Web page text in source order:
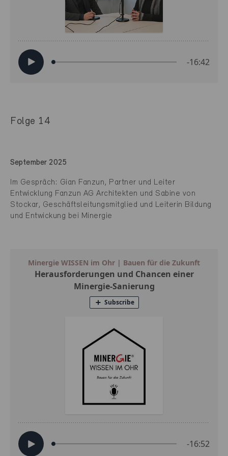
Folge 14
September 2025
Im Gespräch: Gian Fanzun, Partner und Leiter
Entwicklung Fanzun AG Architekten und Sabine von
Stockar, Geschäftsleitungsmitglied und Leiterin Bildung
und Entwickung bei Minergie